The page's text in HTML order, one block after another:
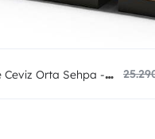
Ceviz Orta Sehpa -